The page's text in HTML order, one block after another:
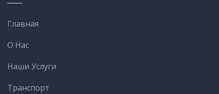
Главная
О Нас
Наши Услуги
Транспорт